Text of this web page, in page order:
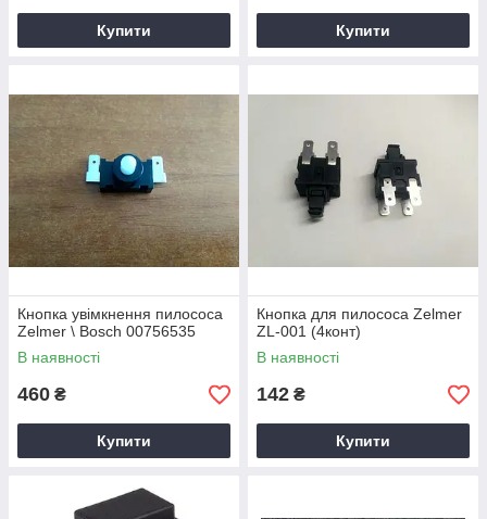
Купити Купити
Кнопка увімкнення пилососа
Zelmer \ Bosch 00756535
В наявності
460 ₴
Купити
Кнопка для пилососа Zelmer
ZL-001 (4конт)
В наявності
142 ₴
Купити